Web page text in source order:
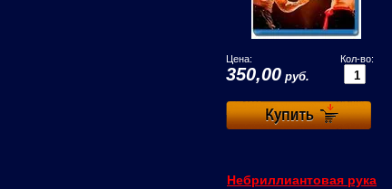
Цена:
350,00 руб.
Кол-во:
Небриллиантовая рука